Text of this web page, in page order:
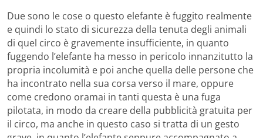
Due sono le cose o questo elefante è fuggito realmente
e quindi lo stato di sicurezza della tenuta degli animali
di quel circo è gravemente insufficiente, in quanto
fuggendo l’elefante ha messo in pericolo innanzitutto la
propria incolumità e poi anche quella delle persone che
ha incontrato nella sua corsa verso il mare, oppure
come credono oramai in tanti questa è una fuga
pilotata, in modo da creare della pubblicità gratuita per
il circo, ma anche in questo caso si tratta di un gesto